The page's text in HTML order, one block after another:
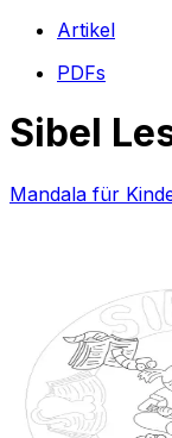
Artikel
PDFs
Sibel
Mandala für